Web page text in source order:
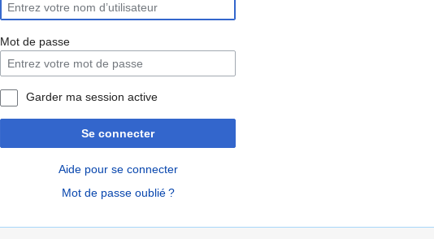
Mot de passe
Garder ma session active
Se connecter
Aide pour se connecter
Mot de passe oublié ?